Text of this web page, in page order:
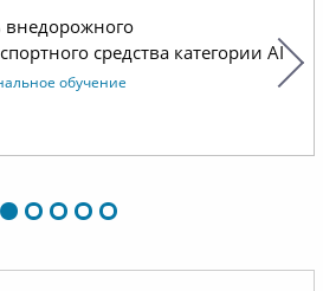
внедорожного
средства категории AI
обучение